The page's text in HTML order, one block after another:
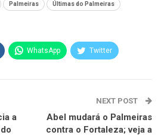
Palmeiras Últimas do Palmeiras
WhatsApp Twitter
a
NEXT POST
Abel mudará o Palmeiras
contra o Fortaleza; veja a